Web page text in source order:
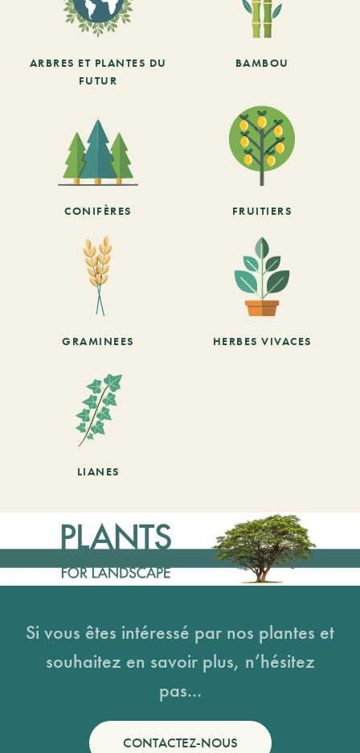
ARBRES ET PLANTES DU
FUTUR
BAMBOU
CONIFÈRES FRUITIERS
GRAMINEES HERBES VIVACES
LIANES
Si vous êtes intéressé par nos plantes et
souhaitez en savoir plus, n’hésitez
pas...
CONTACTEZ-NOUS